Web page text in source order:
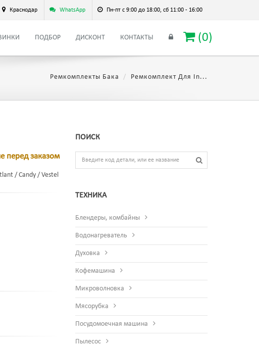
Краснодар WhatsApp Пн-пт с 9:00 до 18:00, сб 11:00 - 16:00
ПОДБОР ДИСКОНТ КОНТАКТЫ (0)
Ремкомплекты Бака Ремкомплект Для In...
перед заказом
/ Candy / Vestel
ПОИСК
ТЕХНИКА
Блендеры, комбайны
Водонагреватель
Духовка
Кофемашина
Микроволновка
Мясорубка
Посудомоечная машина
Пылесос